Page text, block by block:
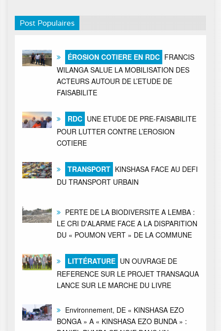
Post Populaires
ÉROSION COTIERE EN RDC FRANCIS
WILANGA SALUE LA MOBILISATION DES
ACTEURS AUTOUR DE L’ETUDE DE
FAISABILITE
RDC UNE ETUDE DE PRE-FAISABILITE
POUR LUTTER CONTRE L’EROSION
COTIERE
TRANSPORT KINSHASA FACE AU DEFI
DU TRANSPORT URBAIN
PERTE DE LA BIODIVERSITE A LEMBA :
LE CRI D'ALARME FACE A LA DISPARITION
DU « POUMON VERT » DE LA COMMUNE
LITTÉRATURE UN OUVRAGE DE
REFERENCE SUR LE PROJET TRANSAQUA
LANCE SUR LE MARCHE DU LIVRE
Environnement, DE « KINSHASA EZO
BONGA » A « KINSHASA EZO BUNDA » :